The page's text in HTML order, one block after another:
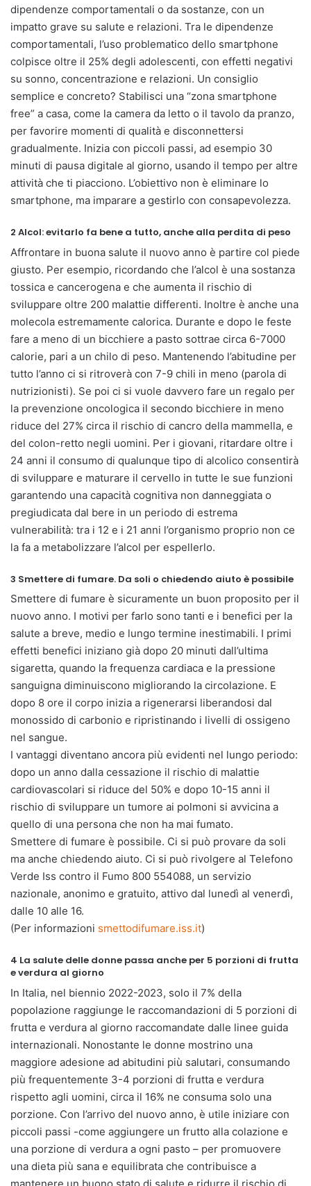
dipendenze comportamentali o da sostanze, con un
impatto grave su salute e relazioni. Tra le dipendenze
comportamentali, l’uso problematico dello smartphone
colpisce oltre il 25% degli adolescenti, con effetti negativi
su sonno, concentrazione e relazioni. Un consiglio
semplice e concreto? Stabilisci una “zona smartphone
free” a casa, come la camera da letto o il tavolo da pranzo,
per favorire momenti di qualità e disconnettersi
gradualmente. Inizia con piccoli passi, ad esempio 30
minuti di pausa digitale al giorno, usando il tempo per altre
attività che ti piacciono. L’obiettivo non è eliminare lo
smartphone, ma imparare a gestirlo con consapevolezza.
2 Alcol: evitarlo fa bene a tutto, anche alla perdita di peso
Affrontare in buona salute il nuovo anno è partire col piede
giusto. Per esempio, ricordando che l’alcol è una sostanza
tossica e cancerogena e che aumenta il rischio di
sviluppare oltre 200 malattie differenti. Inoltre è anche una
molecola estremamente calorica. Durante e dopo le feste
fare a meno di un bicchiere a pasto sottrae circa 6-7000
calorie, pari a un chilo di peso. Mantenendo l’abitudine per
tutto l’anno ci si ritroverà con 7-9 chili in meno (parola di
nutrizionisti). Se poi ci si vuole davvero fare un regalo per
la prevenzione oncologica il secondo bicchiere in meno
riduce del 27% circa il rischio di cancro della mammella, e
del colon-retto negli uomini. Per i giovani, ritardare oltre i
24 anni il consumo di qualunque tipo di alcolico consentirà
di sviluppare e maturare il cervello in tutte le sue funzioni
garantendo una capacità cognitiva non danneggiata o
pregiudicata dal bere in un periodo di estrema
vulnerabilità: tra i 12 e i 21 anni l’organismo proprio non ce
la fa a metabolizzare l’alcol per espellerlo.
3 Smettere di fumare. Da soli o chiedendo aiuto è possibile
Smettere di fumare è sicuramente un buon proposito per il
nuovo anno. I motivi per farlo sono tanti e i benefici per la
salute a breve, medio e lungo termine inestimabili. I primi
effetti benefici iniziano già dopo 20 minuti dall’ultima
sigaretta, quando la frequenza cardiaca e la pressione
sanguigna diminuiscono migliorando la circolazione. E
dopo 8 ore il corpo inizia a rigenerarsi liberandosi dal
monossido di carbonio e ripristinando i livelli di ossigeno
nel sangue.
I vantaggi diventano ancora più evidenti nel lungo periodo:
dopo un anno dalla cessazione il rischio di malattie
cardiovascolari si riduce del 50% e dopo 10-15 anni il
rischio di sviluppare un tumore ai polmoni si avvicina a
quello di una persona che non ha mai fumato.
Smettere di fumare è possibile. Ci si può provare da soli
ma anche chiedendo aiuto. Ci si può rivolgere al Telefono
Verde Iss contro il Fumo 800 554088, un servizio
nazionale, anonimo e gratuito, attivo dal lunedì al venerdì,
dalle 10 alle 16.
(Per informazioni smettodifumare.iss.it)
4 La salute delle donne passa anche per 5 porzioni di frutta
e verdura al giorno
In Italia, nel biennio 2022-2023, solo il 7% della
popolazione raggiunge le raccomandazioni di 5 porzioni di
frutta e verdura al giorno raccomandate dalle linee guida
internazionali. Nonostante le donne mostrino una
maggiore adesione ad abitudini più salutari, consumando
più frequentemente 3-4 porzioni di frutta e verdura
rispetto agli uomini, circa il 16% ne consuma solo una
porzione. Con l’arrivo del nuovo anno, è utile iniziare con
piccoli passi -come aggiungere un frutto alla colazione e
una porzione di verdura a ogni pasto – per promuovere
una dieta più sana e equilibrata che contribuisce a